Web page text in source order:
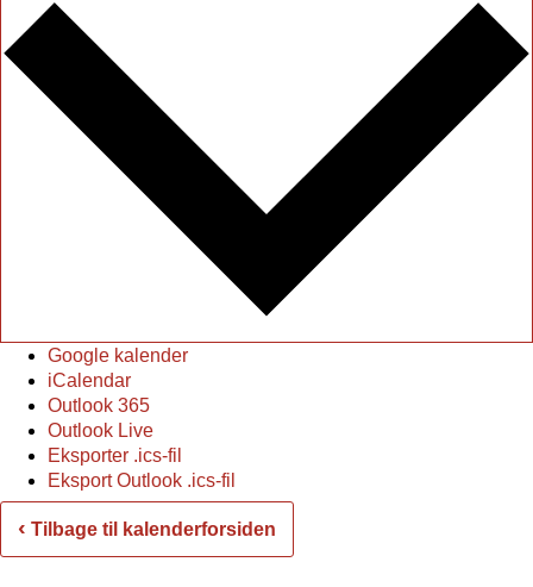
Google kalender
iCalendar
Outlook 365
Outlook Live
Eksporter .ics-fil
Eksport Outlook .ics-fil
‹ Tilbage til kalenderforsiden